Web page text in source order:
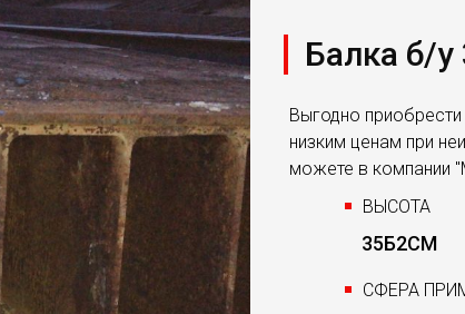
Балка б/у
Выгодно
низким ценам при
можете в компании
ВЫСОТА
35Б2СМ
СФЕРА